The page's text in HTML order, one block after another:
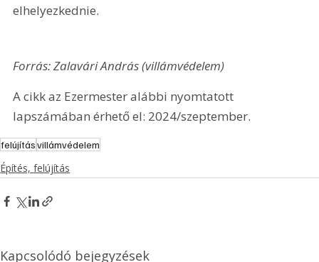
elhelyezkednie.
Forrás: Zalavári András (villámvédelem)
A cikk az Ezermester alábbi nyomtatott
lapszámában érhető el: 2024/szeptember.
felújításvillámvédelem
Építés, felújítás
Kapcsolódó bejegyzések